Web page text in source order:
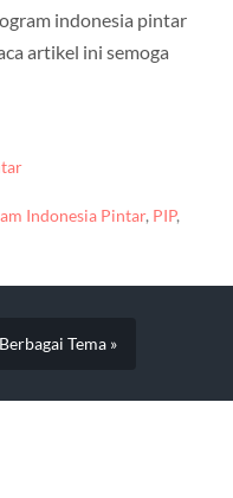
indonesia pintar
artikel ini semoga
Indonesia Pintar, PIP,
Tema »